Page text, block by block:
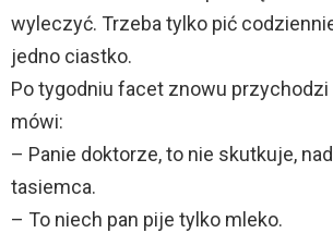
wyleczyć. Trzeba tylko pić
jedno ciastko.
Po tygodniu facet znowu przychodzi
mówi:
– Panie doktorze, to nie skutkuje,
tasiemca.
– To niech pan pije tylko mleko.